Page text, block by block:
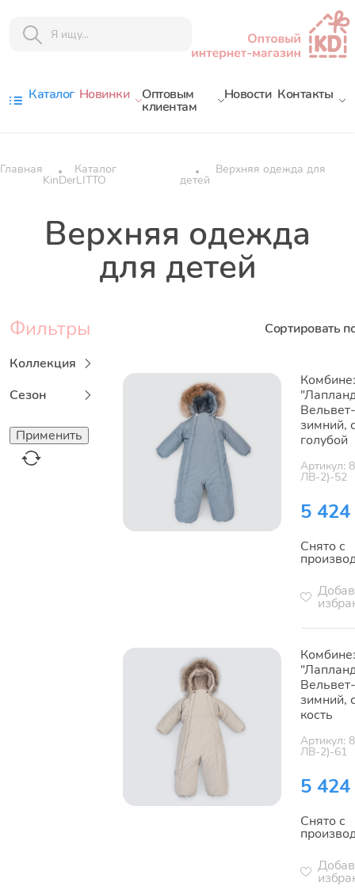
Каталог Новинки Оптовым
клиентам
Новости Контакты
Главная Каталог
KinDerLITTO
Верхняя одежда для
детей
Верхняя одежда
для детей
Фильтры
Коллекция
Сезон
Сортировать
зимний,
голубой
Артикул:
ЛВ-2)-52
5
Снято с
зимний,
кость
Артикул:
ЛВ-2)-61
5
Снято с